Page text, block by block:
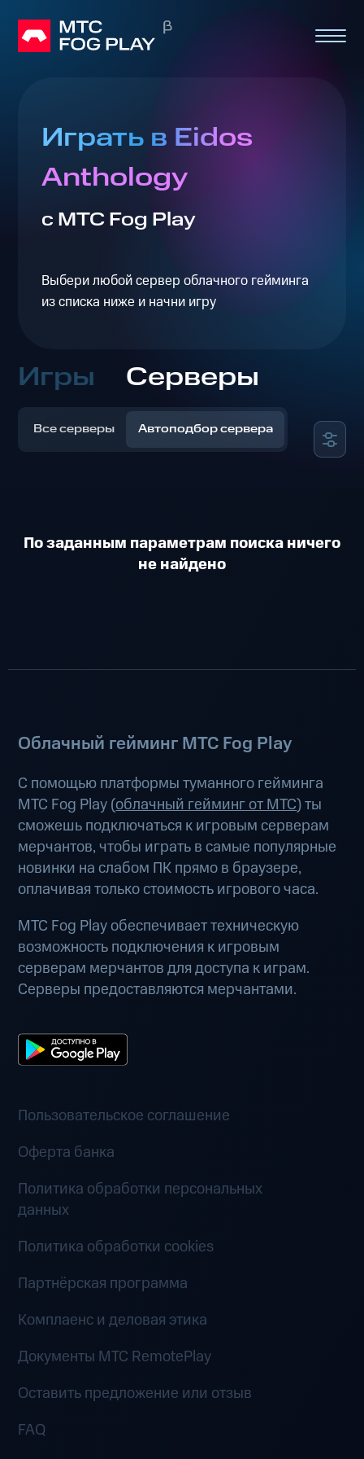
Играть в Eidos
Anthology
с МТС Fog Play
Выбери любой сервер облачного гейминга
из списка ниже и начни игру
Игры Серверы
Все серверы Автоподбор сервера
По заданным параметрам поиска ничего
не найдено
Облачный гейминг МТС Fog Play
С помощью платформы туманного гейминга
МТС Fog Play (облачный гейминг от МТС) ты
сможешь подключаться к игровым серверам
мерчантов, чтобы играть в самые популярные
новинки на слабом ПК прямо в браузере,
оплачивая только стоимость игрового часа.
МТС Fog Play обеспечивает техническую
возможность подключения к игровым
серверам мерчантов для доступа к играм.
Серверы предоставляются мерчантами.
Пользовательское соглашение
Оферта банка
Политика обработки персональных
данных
Политика обработки cookies
Партнёрская программа
Комплаенс и деловая этика
Документы MTC RemotePlay
Оставить предложение или отзыв
FAQ